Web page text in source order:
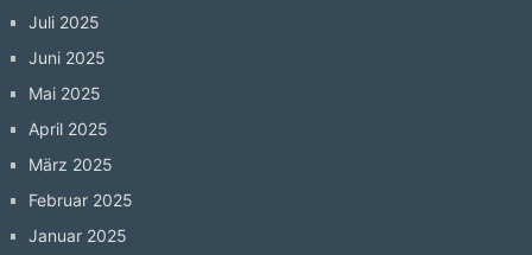
Juli 2025
Juni 2025
Mai 2025
April 2025
März 2025
Februar 2025
Januar 2025